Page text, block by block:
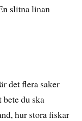
slitna linan
det flera saker
du ska
hur stora fiskar